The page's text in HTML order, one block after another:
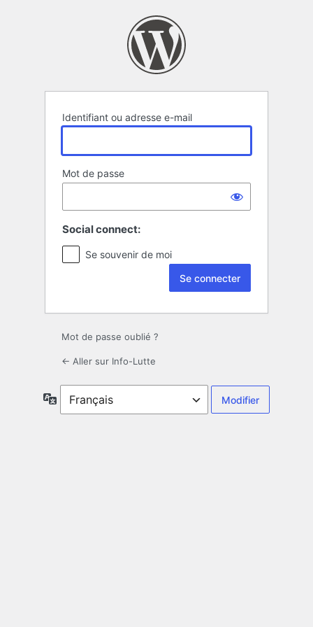
Identifiant ou adresse e-mail
Mot de passe
Social connect:
Se souvenir de moi
Mot de passe oublié ?
← Aller sur Info-Lutte
Langue